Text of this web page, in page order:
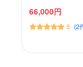
66,000円
5 (2